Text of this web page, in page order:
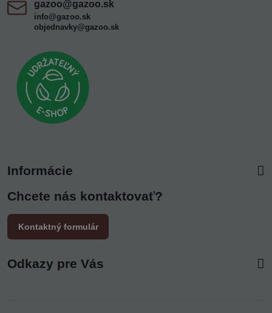
gazoo​@gazoo​.sk
info@gazoo.sk
objednavky@gazoo.sk
Informácie
Chcete nás kontaktovať?
Kontaktný formulár
Odkazy pre Vás